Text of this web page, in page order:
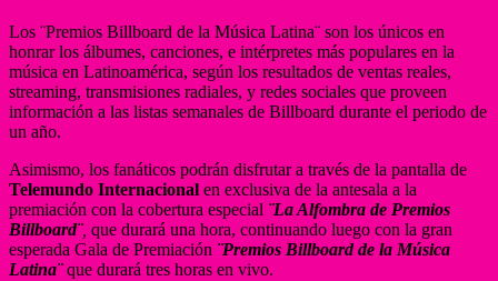
Los ¨Premios Billboard de la Música Latina¨ son los únicos en
honrar los álbumes, canciones, e intérpretes más populares en la
música en Latinoamérica, según los resultados de ventas reales,
streaming, transmisiones radiales, y redes sociales que proveen
información a las listas semanales de Billboard durante el periodo de
un año.
Asimismo, los fanáticos podrán disfrutar a través de la pantalla de
Telemundo Internacional en exclusiva de la antesala a la
premiación con la cobertura especial ¨La Alfombra de Premios
Billboard¨, que durará una hora, continuando luego con la gran
esperada Gala de Premiación ¨Premios Billboard de la Música
Latina¨que durará tres horas en vivo.